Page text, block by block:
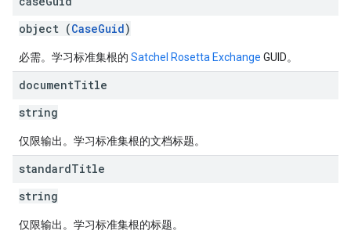
object (CaseGuid)
必需。学习标准集根的 Satchel Rosetta Exchange GUID。
documentTitle
string
仅限输出。学习标准集根的文档标题。
standardTitle
string
仅限输出。学习标准集根的标题。